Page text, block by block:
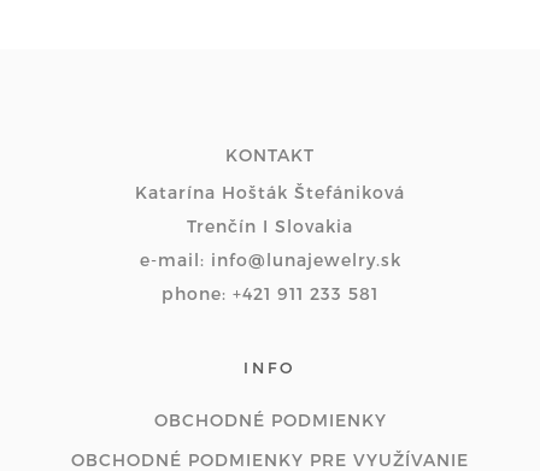
KONTAKT
Katarína Hošták Štefániková
Trenčín I Slovakia
e-mail: info@lunajewelry.sk
phone: +421 911 233 581
INFO
OBCHODNÉ PODMIENKY
OBCHODNÉ PODMIENKY PRE VYUŽÍVANIE